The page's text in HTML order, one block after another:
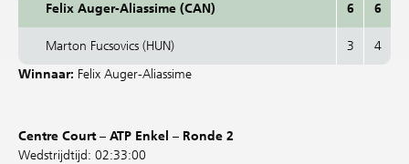
Felix Auger-Aliassime (CAN) 6 6
Marton Fucsovics (HUN) 3
4
Winnaar: Felix Auger-Aliassime
Centre Court – ATP Enkel – Ronde 2
Wedstrijdtijd: 02:33:00